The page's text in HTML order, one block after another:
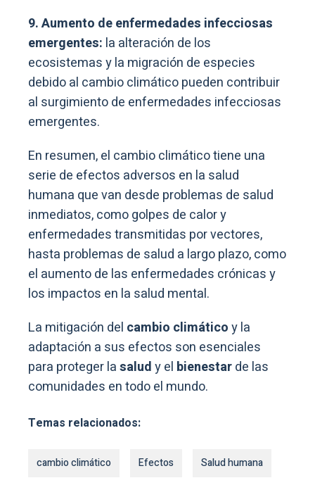
9. Aumento de enfermedades infecciosas
emergentes: la alteración de los
ecosistemas y la migración de especies
debido al cambio climático pueden contribuir
al surgimiento de enfermedades infecciosas
emergentes.
En resumen, el cambio climático tiene una
serie de efectos adversos en la salud
humana que van desde problemas de salud
inmediatos, como golpes de calor y
enfermedades transmitidas por vectores,
hasta problemas de salud a largo plazo, como
el aumento de las enfermedades crónicas y
los impactos en la salud mental.
La mitigación del cambio climáticoy la
adaptación a sus efectos son esenciales
para proteger lasaludy el bienestarde las
comunidades en todo el mundo.
Temas relacionados:
cambio climático Efectos Salud humana